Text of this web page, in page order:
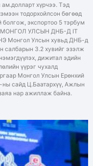
хүрчээ. Тэд
тодорхойлсон бөгөөд
экспортоо 5 тэрбум
МОНГОЛ УЛСЫН ДНБ-Д IT
Улсын хувьд ДНБ-д
салбарын 3.2 хувийг эзэлж
дижитал эдийн
үүрэг чухалд
Монгол Улсын Ерөнхий
сайд Ц.Баатархүү, Ажлын
нар ажиллаж байна.